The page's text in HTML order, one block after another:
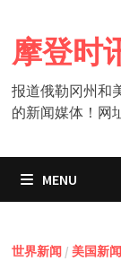
content
摩登时
报道俄勒冈州和
的新闻媒体！网
MENU
世界新闻/ 美国新闻